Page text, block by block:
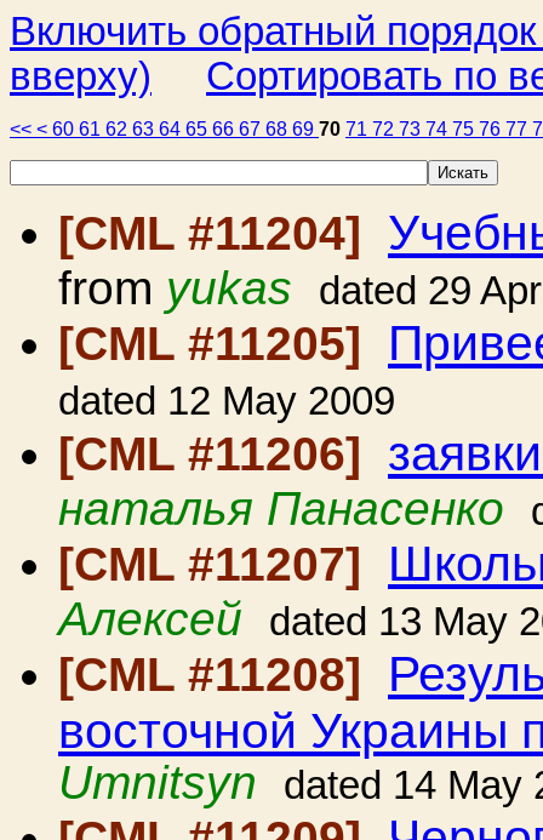
Включить обратный
вверху)
Сортировать по
<< < 60 61 62 63 64 65 66 67 68 69 70 71 72 73 74 75 76 77
[CML #11204]
from yukas dated 29
[CML #11205]
dated 12 May 2009
[CML #11206]
наталья Панасенко
[CML #11207]
Алексей dated 13 May
[CML #11208]
восточной Украины
Umnitsyn
dated 14 May